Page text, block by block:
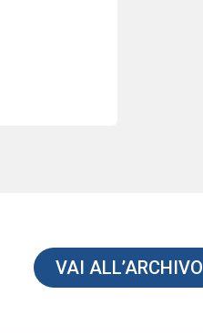
VAI ALL’ARCHIVO